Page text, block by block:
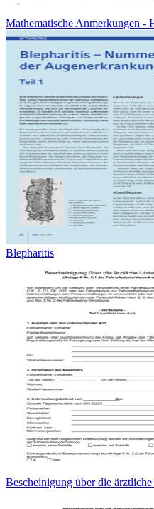
Mathematische Anmerkungen -
Blepharitis
Bescheinigung über die